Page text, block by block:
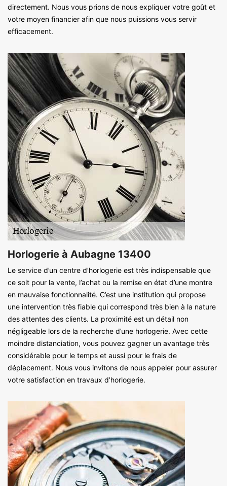
directement. Nous vous prions de nous expliquer votre goût et
votre moyen financier afin que nous puissions vous servir
efficacement.
Horlogerie à Aubagne 13400
Le service d’un centre d’horlogerie est très indispensable que
ce soit pour la vente, l’achat ou la remise en état d’une montre
en mauvaise fonctionnalité. C’est une institution qui propose
une intervention très fiable qui correspond très bien à la nature
des attentes des clients. La proximité est un détail non
négligeable lors de la recherche d’une horlogerie. Avec cette
moindre distanciation, vous pouvez gagner un avantage très
considérable pour le temps et aussi pour le frais de
déplacement. Nous vous invitons de nous appeler pour assurer
votre satisfaction en travaux d’horlogerie.